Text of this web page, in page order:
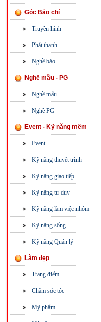
Góc Báo chí
Truyền hình
Phát thanh
Nghề báo
Nghề mẫu - PG
Nghề mẫu
Nghề PG
Event - Kỹ năng mềm
Event
Kỹ năng thuyết trình
Kỹ năng giao tiếp
Kỹ năng tư duy
Kỹ năng làm việc nhóm
Kỹ năng sống
Kỹ năng Quản lý
Làm đẹp
Trang điểm
Chăm sóc tóc
Mỹ phẩm